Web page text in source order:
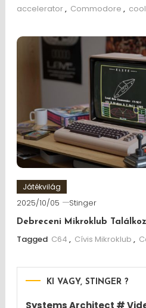
accelerator, Commodore ,
Játékvilág
2025/10/05 Stinger
Debreceni Mikroklub
Tagged C64 , Cívis Mikroklub ,
KI VAGY, STINGER ?
Systems Architect #